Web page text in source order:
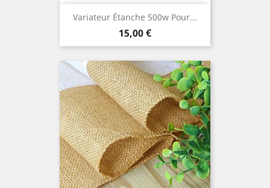
Variateur Étanche 500w Pour...
Prix
15,00 €